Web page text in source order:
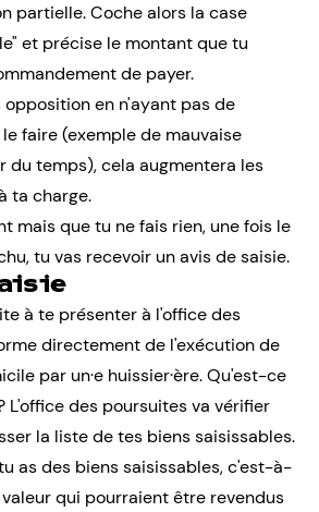
partielle. Coche alors la case
et précise le montant que tu
de payer.
en n'ayant pas de
faire (exemple de mauvaise
du temps), cela augmentera les
ta charge.
mais que tu ne fais rien, une fois le
tu vas recevoir un avis de saisie.
à te présenter à l'office des
directement de l'exécution de
par un·e huissier·ère. Qu'est-ce
L'office des poursuites va vérifier
la liste de tes biens saisissables.
as des biens saisissables, c'est-à-
qui pourraient être revendus